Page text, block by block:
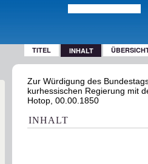
TITEL INHALT
Zur Würdigung des
kurhessischen Regierung mit
Hotop, 00.00.1850
INHALT